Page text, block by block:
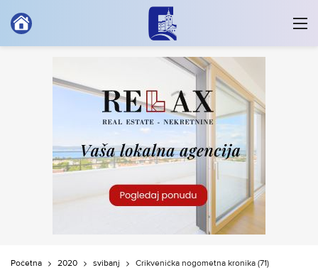
Početna 2020 svibanj Crikvenička nogometna kronika (71)